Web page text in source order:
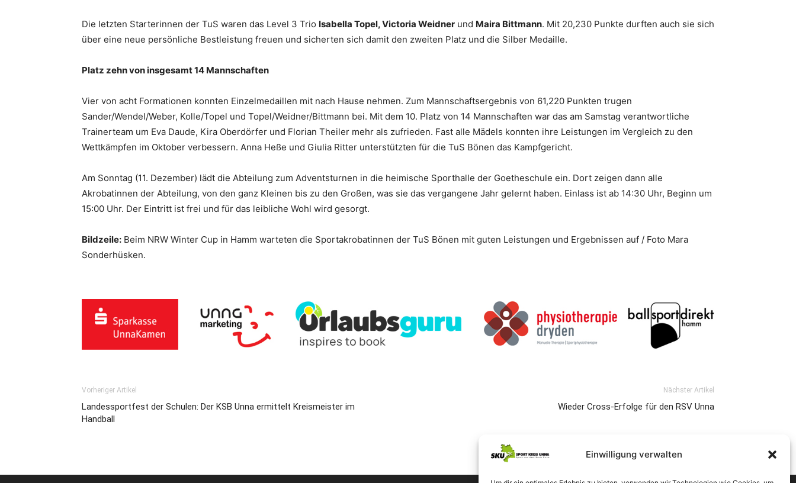
Einwilligung verwalten
Die letzten Starterinnen der TuS waren das Level 3 Trio Isabella Topel, Victoria Weidner und Maira Bittmann. Mit 20,230 Punkte durften auch sie sich
über eine neue persönliche Bestleistung freuen und sicherten sich damit den zweiten Platz und die Silber Medaille.
Platz zehn von insgesamt 14 Mannschaften
Vier von acht Formationen konnten Einzelmedaillen mit nach Hause nehmen. Zum Mannschaftsergebnis von 61,220 Punkten trugen
Sander/Wendel/Weber, Kolle/Topel und Topel/Weidner/Bittmann bei. Mit dem 10. Platz von 14 Mannschaften war das am Samstag verantwortliche
Trainerteam um Eva Daude, Kira Oberdörfer und Florian Theiler mehr als zufrieden. Fast alle Mädels konnten ihre Leistungen im Vergleich zu den
Wettkämpfen im Oktober verbessern. Anna Heße und Giulia Ritter unterstützten für die TuS Bönen das Kampfgericht.
Am Sonntag (11. Dezember) lädt die Abteilung zum Adventsturnen in die heimische Sporthalle der Goetheschule ein. Dort zeigen dann alle
Akrobatinnen der Abteilung, von den ganz Kleinen bis zu den Großen, was sie das vergangene Jahr gelernt haben. Einlass ist ab 14:30 Uhr, Beginn um
15:00 Uhr. Der Eintritt ist frei und für das leibliche Wohl wird gesorgt.
Bildzeile: Beim NRW Winter Cup in Hamm warteten die Sportakrobatinnen der TuS Bönen mit guten Leistungen und Ergebnissen auf / Foto Mara
Sonderhüsken.
Vorheriger Artikel
Landessportfest der Schulen: Der KSB Unna ermittelt Kreismeister im
Handball
Nächster Artikel
Wieder Cross-Erfolge für den RSV Unna